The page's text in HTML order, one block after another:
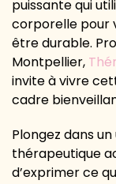
puissante qui
corporelle pour
être durable.
Montpellier,
invite à vivre
cadre
Plongez dans
thérapeutique
d’exprimer ce